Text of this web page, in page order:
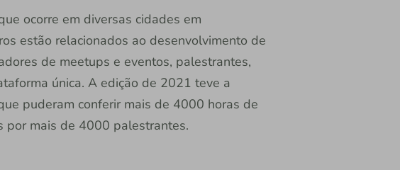
ocorre em diversas cidades em
estão relacionados ao desenvolvimento de
de meetups e eventos, palestrantes,
única. A edição de 2021 teve a
puderam conferir mais de 4000 horas de
por mais de 4000 palestrantes.